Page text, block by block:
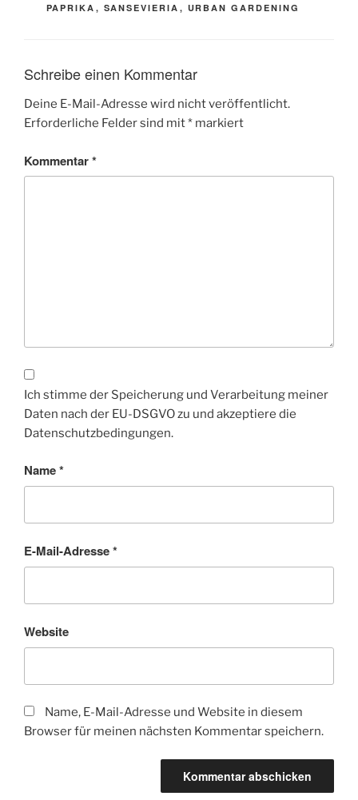
PAPRIKA , SANSEVIERIA , URBAN GARDENING
Schreibe einen Kommentar
Deine E-Mail-Adresse wird nicht veröffentlicht.
Erforderliche Felder sind mit* markiert
Kommentar*
Ich stimme der Speicherung und Verarbeitung meiner
Daten nach der EU-DSGVO zu und akzeptiere die
Datenschutzbedingungen.
Name*
E-Mail-Adresse*
Website
Name, E-Mail-Adresse und Website in diesem
Browser für meinen nächsten Kommentar speichern.